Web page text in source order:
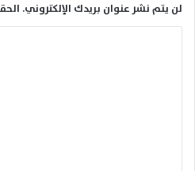
لن يتم نشر عنوان بريدك الإلكتروني.